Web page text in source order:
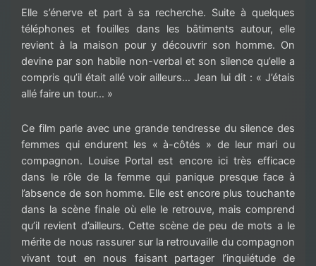
Elle s’énerve et part à sa recherche. Suite à quelques
téléphones et fouilles dans les bâtiments autour, elle
revient à la maison pour y découvrir son homme. On
devine par son habile non-verbal et son silence qu’elle a
compris qu’il était allé voir ailleurs… Jean lui dit : « J’étais
allé faire un tour… »
Ce film parle avec une grande tendresse du silence des
femmes qui endurent les « à-côtés » de leur mari ou
compagnon. Louise Portal est encore ici très efficace
dans le rôle de la femme qui panique presque face à
l’absence de son homme. Elle est encore plus touchante
dans la scène finale où elle le retrouve, mais comprend
qu’il revient d’ailleurs. Cette scène de peu de mots a le
mérite de nous rassurer sur la retrouvaille du compagnon
vivant tout en nous faisant partager l’inquiétude de